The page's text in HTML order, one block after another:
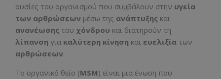
ουσίες του οργανισμού που συμβάλουν στην υγεία
των αρθρώσεων μέσω της ανάπτυξης και
ανανέωσης του χόνδρου και διατηρούν τη
λίπανση για καλύτερη κίνηση και ευελιξία των
αρθρώσεων.
Το οργανικό θείο (MSM) είναι μια ένωση που